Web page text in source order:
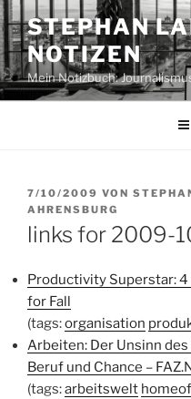
Zum
Inhalt
springen
STEPHAN
NOTIZEN
Mein Notizbuch:
VERÖFFENTLICHT
AM
7/10/2009 VON
AHRENSBURG
links for 2009-
Productivity Superstar: 4
for Fall
(tags:organisation
Arbeiten: Der Unsinn
Beruf und Chance –
(tags:arbeitswelt